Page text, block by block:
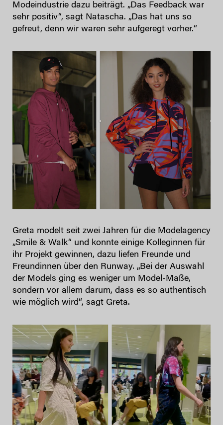
Modeindustrie dazu beiträgt. „Das Feedback war
sehr positiv“, sagt Natascha. „Das hat uns so
gefreut, denn wir waren sehr aufgeregt vorher.“
Greta modelt seit zwei Jahren für die Modelagency
„Smile & Walk“ und konnte einige Kolleginnen für
ihr Projekt gewinnen, dazu liefen Freunde und
Freundinnen über den Runway. „Bei der Auswahl
der Models ging es weniger um Model-Maße,
sondern vor allem darum, dass es so authentisch
wie möglich wird“, sagt Greta.